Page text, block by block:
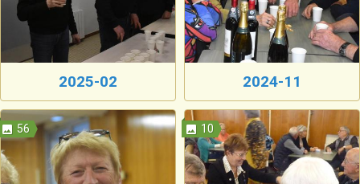
2025-02 2024-11
56 10